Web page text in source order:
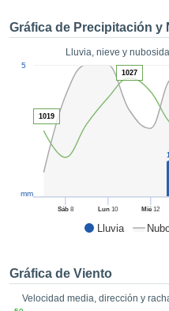
seguir
contenido
coste.
a la
ya sean
nos
un perfil
para
y
CONFIGURACIÓN
Gráfica de Precipitación y
Lluvia, nieve y
Lluvia
Sáb8 Lun 10 Mié 12
5
mm
1019
1027
Gráfica de Viento
Velocidad media, dirección y